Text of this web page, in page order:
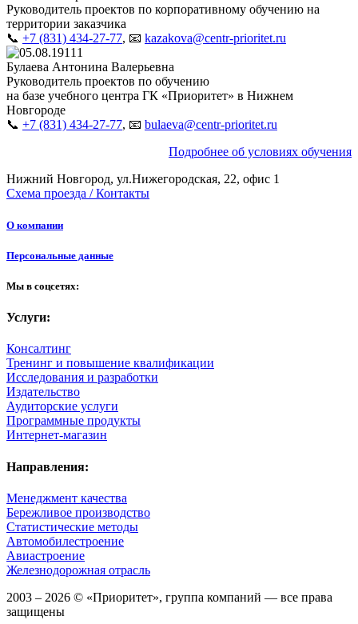
Руководитель проектов по корпоративному обучению на
территории заказчика
📞 +7 (831) 434-27-77, 📧 kazakova@centr-prioritet.ru
Булаева Антонина Валерьевна
Руководитель проектов по обучению
на базе учебного центра ГК «Приоритет» в Нижнем
Новгороде
📞 +7 (831) 434-27-77, 📧 bulaeva@centr-prioritet.ru
Подробнее об условиях обучения
Нижний Новгород, ул.Нижегородская, 22, офис 1
Схема проезда / Контакты
О компании
Персональные данные
Мы в соцсетях:
Услуги:
Консалтинг
Тренинг и повышение квалификации
Исследования и разработки
Издательство
Аудиторские услуги
Программные продукты
Интернет-магазин
Направления:
Менеджмент качества
Бережливое производство
Статистические методы
Автомобилестроение
Авиастроение
Железнодорожная отрасль
2003 – 2026 © «Приоритет», группа компаний — все права
защищены